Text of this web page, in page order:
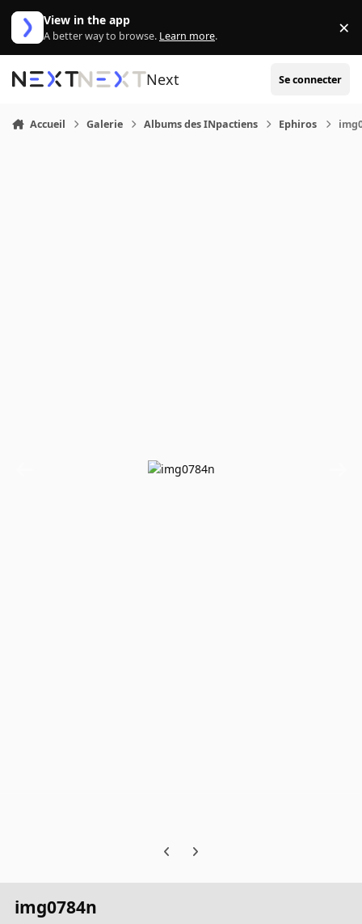
Aller au contenu
View in the app
A better way to browse. Learn more. ×
Next Se connecter
Accueil Galerie Albums des INpactiens Ephiros
Previous carousel slide
Next carousel slide
img0784n